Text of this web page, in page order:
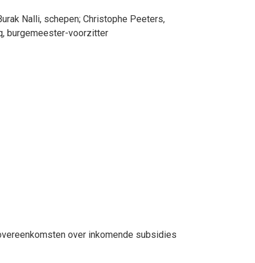
Nalli, schepen; Christophe Peeters,
, burgemeester-voorzitter
over inkomende subsidies